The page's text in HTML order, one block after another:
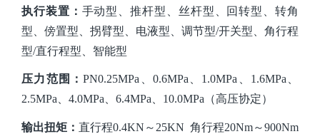
执行装置 ： 手动型、推杆型、丝杆型、回转型、转角
型、傍置型、拐臂型、电液型、调节型/开关型、角行程
型/直行程型、智能型
压力范围：PN0.25MPa、0.6MPa、1.0MPa、1.6MPa、
2.5MPa、4.0MPa、6.4MPa、 10.0MPa （高压协定）
输出扭矩： 直行程0.4KN～25KN 角行程20Nm～900Nm